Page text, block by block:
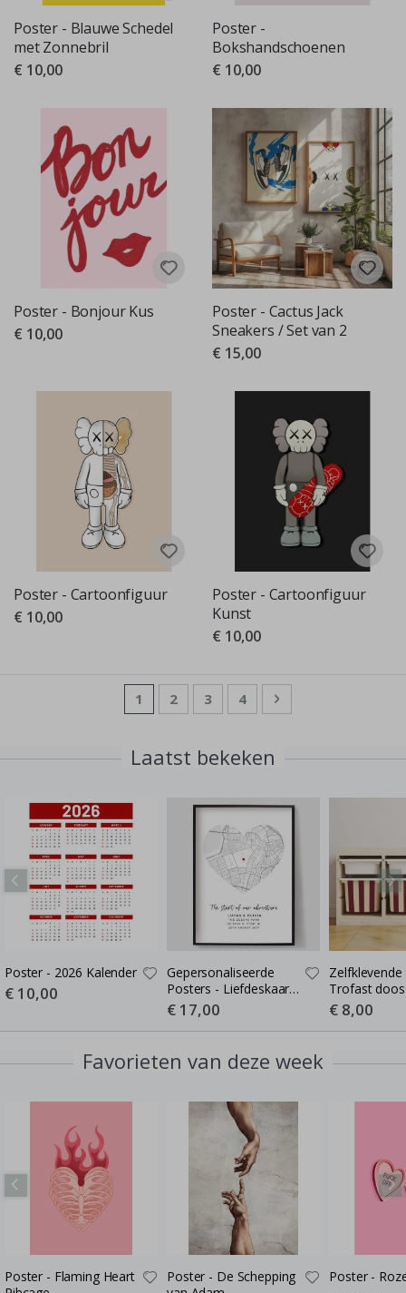
Poster - Blauwe Schedel
met Zonnebril
€ 10,00
Poster -
Bokshandschoenen
€ 10,00
Poster - Bonjour Kus
€ 10,00
Poster - Cactus Jack
Sneakers / Set van 2
€ 15,00
Poster - Cartoonfiguur
€ 10,00
Poster - Cartoonfiguur
Kunst
€ 10,00
Pagina
U lees momenteel pagina
1 Pagina
2 Pagina
3 Pagina
4 Pagina
Volgende
Laatst bekeken
Poster - 2026 Kalender
Special
Price
€ 10,00
Gepersonaliseerde
Posters - Liefdeskaart -
Waar de Liefde Begon
Special
Price
€ 17,00
Trofast
Kies maat /
burgundy –
Special
Price
€ 8,00
Favorieten van deze week
Poster - Flaming Heart
Poster - De Schepping
Poster -